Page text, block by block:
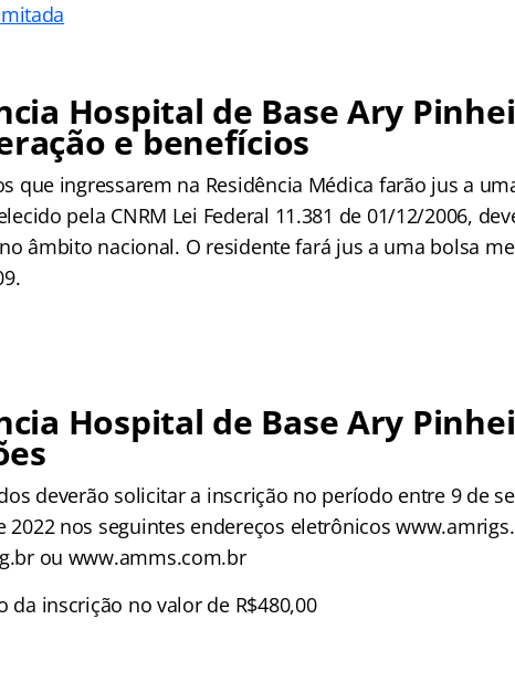
Hospital de Base Ary
e benefícios
que ingressarem na Residência Médica farão jus a
pela CNRM Lei Federal 11.381 de 01/12/2006,
âmbito nacional. O residente fará jus a uma bolsa
Hospital de Base Ary
deverão solicitar a inscrição no período entre 9 de
2022 nos seguintes endereços eletrônicos
ou www.amms.com.br
da inscrição no valor de R$480,00